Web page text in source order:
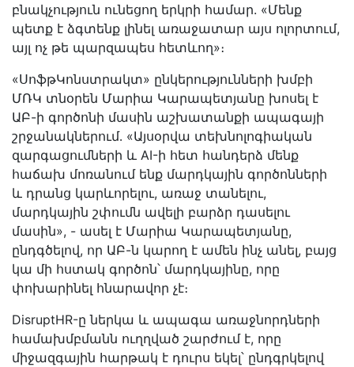
բնակչություն ունեցող երկրի համար. «Մենք
պետք է ձգտենք լինել առաջատար այս ոլորտում,
այլ ոչ թե պարզապես հետևող»։
«ՍոֆթԿոնստրակտ» ընկերությունների խմբի
ՄՌԿ տնօրեն Մարիա Կարապետյանը խոսել է
ԱԲ-ի գործոնի մասին աշխատանքի ապագայի
շրջանակներում․ «Այսօրվա տեխնոլոգիական
զարգացումների և AI-ի հետ հանդերձ մենք
հաճախ մոռանում ենք մարդկային գործոնների
և դրանց կարևորելու, առաջ տանելու,
մարդկային շփումն ավելի բարձր դասելու
մասին», - ասել է Մարիա Կարապետյանը,
ընդգծելով, որ ԱԲ-ն կարող է ամեն ինչ անել, բայց
կա մի հստակ գործոն՝ մարդկայինը, որը
փոխարինել հնարավոր չէ։
DisruptHR-ը ներկա և ապագա առաջնորդների
համախմբմանն ուղղված շարժում է, որը
միջազգային հարթակ է դուրս եկել՝ ընդգրկելով